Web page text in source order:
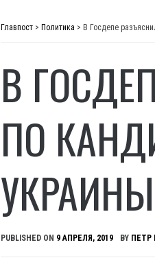
Главпост > Политика > В Госдепе
В
ПО
УКРАИНЫ
PUBLISHED ON 9 АПРЕЛЯ, 2019 BY ПЕТР